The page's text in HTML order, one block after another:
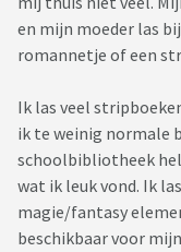
en mijn moeder las
romannetje of een
Ik las veel
ik te weinig normale
schoolbibliotheek
wat ik leuk vond. Ik
magie/fantasy
beschikbaar voor